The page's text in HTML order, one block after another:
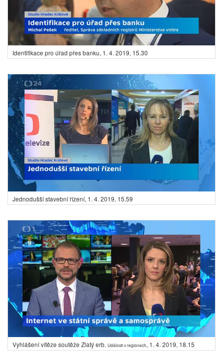
Identifikace pro úřad přes banku, 1. 4. 2019, 15.30
Jednodušší stavební řízení, 1. 4. 2019, 15.59
Vyhlášení vítěze soutěže Zlatý erb Události v regionech, 1. 4. 2019, 18.15